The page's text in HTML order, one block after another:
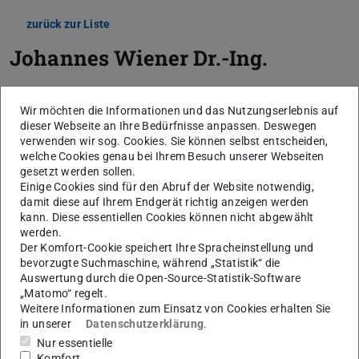
zurück zur Liste
Johannes WienerDr.-Ing.
Wir möchten die Informationen und das Nutzungserlebnis auf
dieser Webseite an Ihre Bedürfnisse anpassen. Deswegen
verwenden wir sog. Cookies. Sie können selbst entscheiden,
welche Cookies genau bei Ihrem Besuch unserer Webseiten
gesetzt werden sollen.
Einige Cookies sind für den Abruf der Website notwendig,
damit diese auf Ihrem Endgerät richtig anzeigen werden
kann. Diese essentiellen Cookies können nicht abgewählt
werden.
Der Komfort-Cookie speichert Ihre Spracheinstellung und
bevorzugte Suchmaschine, während „Statistik“ die
Auswertung durch die Open-Source-Statistik-Software
„Matomo“ regelt.
Weitere Informationen zum Einsatz von Cookies erhalten Sie
in unserer
Datenschutzerklärung.
Nur essentielle